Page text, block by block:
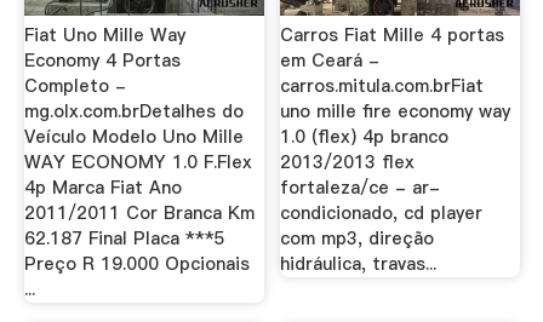
Fiat Uno Mille Way
Economy 4 Portas
Completo -
mg.olx.com.brDetalhes do
Veículo Modelo Uno Mille
WAY ECONOMY 1.0 F.Flex
4p Marca Fiat Ano
2011/2011 Cor Branca Km
62.187 Final Placa ***5
Preço R 19.000 Opcionais
...
Carros Fiat Mille 4 portas
em Ceará -
carros.mitula.com.brFiat
uno mille fire economy way
1.0 (flex) 4p branco
2013/2013 flex
fortaleza/ce - ar-
condicionado, cd player
com mp3, direção
hidráulica, travas...